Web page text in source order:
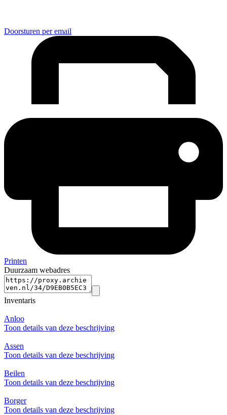
Doorsturen per email
Printen
Duurzaam webadres
Inventaris
Anloo
Toon details van deze beschrijving
Assen
Toon details van deze beschrijving
Beilen
Toon details van deze beschrijving
Borger
Toon details van deze beschrijving